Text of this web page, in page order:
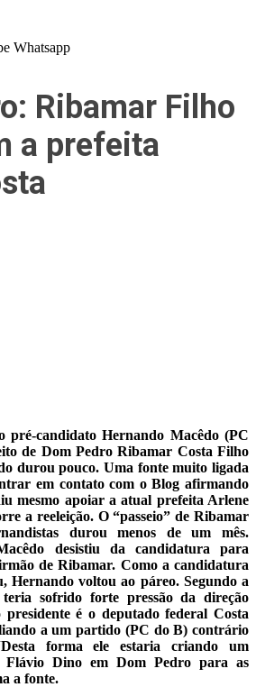
Whatsapp
Ribamar Filho
a prefeita
pré-candidato Hernando Macêdo (PC
de Dom Pedro Ribamar Costa Filho
durou pouco. Uma fonte muito ligada
em contato com o Blog afirmando
mesmo apoiar a atual prefeita Arlene
a reeleição. O “passeio” de Ribamar
durou menos de um mês.
desistiu da candidatura para
de Ribamar. Como a candidatura
Hernando voltou ao páreo. Segundo a
sofrido forte pressão da direção
é o deputado federal Costa
a um partido (PC do B) contrário
forma ele estaria criando um
Dino em Dom Pedro para as
a fonte.